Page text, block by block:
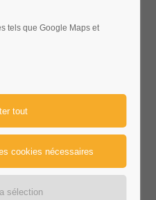
tels que Google Maps et